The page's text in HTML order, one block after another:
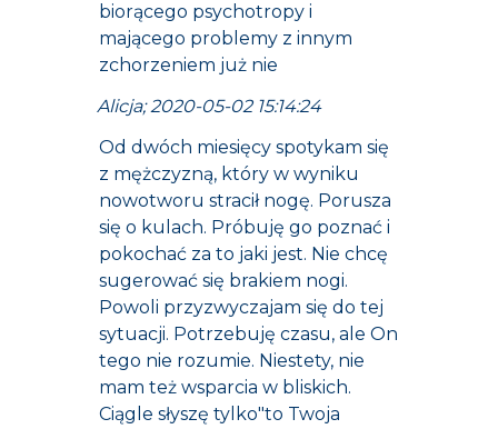
biorącego psychotropy i
mającego problemy z innym
zchorzeniem już nie
Alicja; 2020-05-02 15:14:24
Od dwóch miesięcy spotykam się
z mężczyzną, który w wyniku
nowotworu stracił nogę. Porusza
się o kulach. Próbuję go poznać i
pokochać za to jaki jest. Nie chcę
sugerować się brakiem nogi.
Powoli przyzwyczajam się do tej
sytuacji. Potrzebuję czasu, ale On
tego nie rozumie. Niestety, nie
mam też wsparcia w bliskich.
Ciągle słyszę tylko"to Twoja